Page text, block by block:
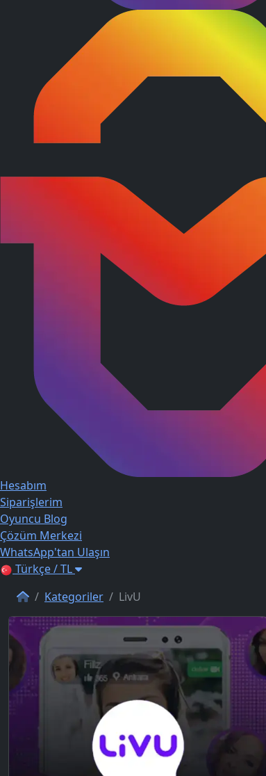
Hesabım
Siparişlerim
Oyuncu Blog
Çözüm Merkezi
WhatsApp'tan Ulaşın
Türkçe / TL
Kategoriler
LivU